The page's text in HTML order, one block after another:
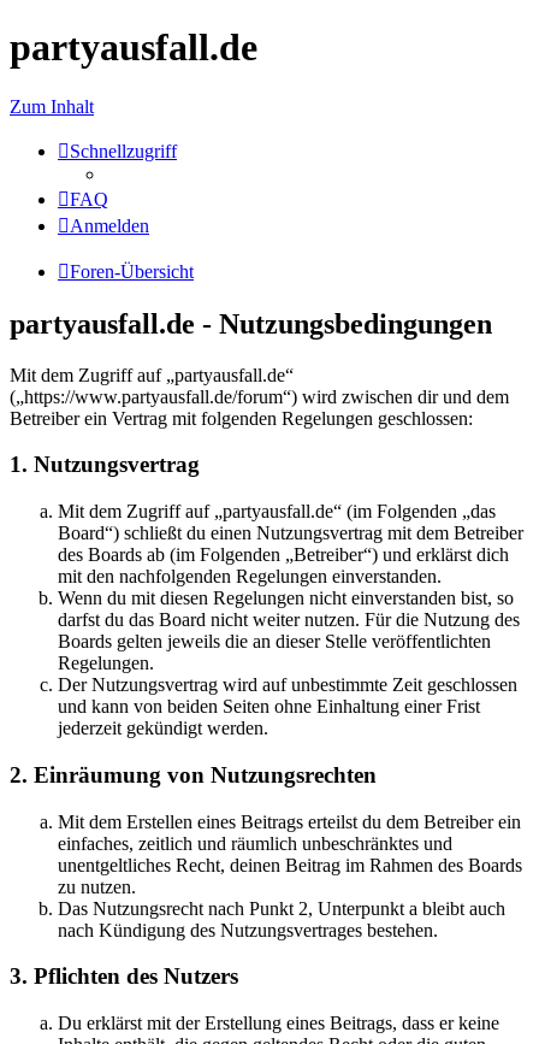
partyausfall.de
Zum Inhalt
Schnellzugriff
FAQ
Anmelden
Foren-Übersicht
partyausfall.de - Nutzungsbedingungen
Mit dem Zugriff auf „partyausfall.de“
(„https://www.partyausfall.de/forum“) wird zwischen dir und dem
Betreiber ein Vertrag mit folgenden Regelungen geschlossen:
1. Nutzungsvertrag
Mit dem Zugriff auf „partyausfall.de“ (im Folgenden „das
Board“) schließt du einen Nutzungsvertrag mit dem Betreiber
des Boards ab (im Folgenden „Betreiber“) und erklärst dich
mit den nachfolgenden Regelungen einverstanden.
Wenn du mit diesen Regelungen nicht einverstanden bist, so
darfst du das Board nicht weiter nutzen. Für die Nutzung des
Boards gelten jeweils die an dieser Stelle veröffentlichten
Regelungen.
Der Nutzungsvertrag wird auf unbestimmte Zeit geschlossen
und kann von beiden Seiten ohne Einhaltung einer Frist
jederzeit gekündigt werden.
2. Einräumung von Nutzungsrechten
Mit dem Erstellen eines Beitrags erteilst du dem Betreiber ein
einfaches, zeitlich und räumlich unbeschränktes und
unentgeltliches Recht, deinen Beitrag im Rahmen des Boards
zu nutzen.
Das Nutzungsrecht nach Punkt 2, Unterpunkt a bleibt auch
nach Kündigung des Nutzungsvertrages bestehen.
3. Pflichten des Nutzers
Du erklärst mit der Erstellung eines Beitrags, dass er keine